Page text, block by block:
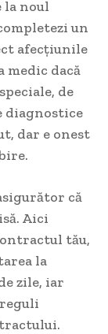
la noul
un
afecțiunile
medic dacă
de
diagnostice
dar e onest
că
Aici
tău,
la
zile, iar